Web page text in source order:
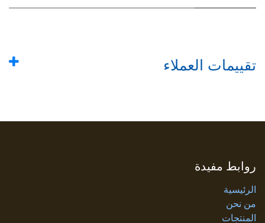
تقييمات العملاء
روابط مفيدة
الرئيسية
من نحن
المنتجات